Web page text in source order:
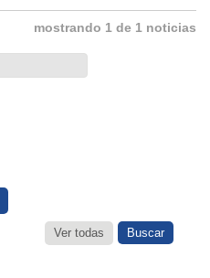
mostrando 1 de 1 noticias
Ver todas